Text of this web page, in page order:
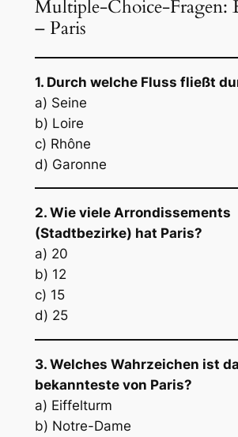
Multiple-Choice-Fragen:
– Paris
1. Durch welche Fluss fließt
a) Seine
b) Loire
c) Rhône
d) Garonne
2. Wie viele Arrondissements
(Stadtbezirke) hat Paris?
a) 20
b) 12
c) 15
d) 25
3. Welches Wahrzeichen ist
bekannteste von Paris?
a) Eiffelturm
b) Notre-Dame